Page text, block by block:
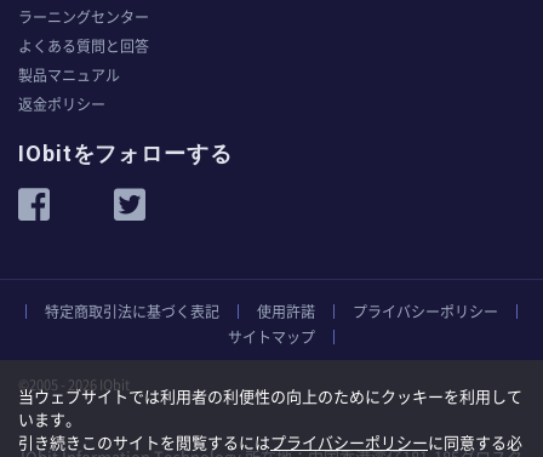
ラーニングセンター
よくある質問と回答
製品マニュアル
返金ポリシー
IObitをフォローする
©2005 - 2026 IObit
特定商取引法に基づく表記 使用許諾
プライバシーポリシー
サイトマップ
当ウェブサイトでは利用者の利便性の向上のためにクッキーを利用して
います。
引き続きこのサイトを閲覧するにはプライバシーポリシーに同意する必